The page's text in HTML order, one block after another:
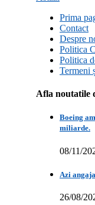
Prima
Contact
Despre
Politica
Politica
Termeni
Afla noutatile
Boeing
miliarde.
08/11/
Azi
26/08/